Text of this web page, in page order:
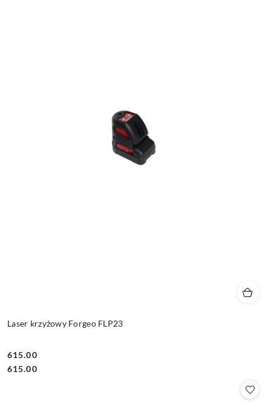
Laser krzyżowy Forgeo FLP23
Cena:
615.00
Cena:
615.00